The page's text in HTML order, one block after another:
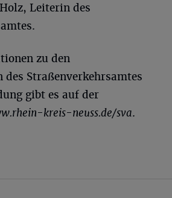
Leiterin des
zu den
des Straßenverkehrsamtes
gibt es auf der
kreis-neuss.de/sva.